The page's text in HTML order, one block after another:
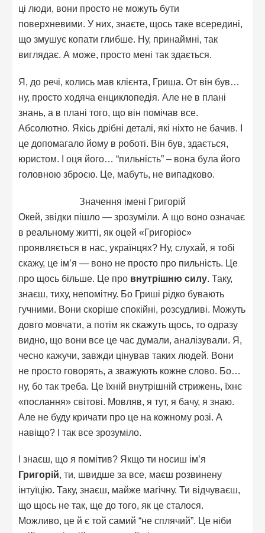
ці люди, вони просто не можуть бути
поверхневими. У них, знаєте, щось таке всередині,
що змушує копати глибше. Ну, принаймні, так
виглядає. А може, просто мені так здається.
Я, до речі, колись мав клієнта, Гриша. От він був…
ну, просто ходяча енциклопедія. Але не в плані
знань, а в плані того, що він помічав все.
Абсолютно. Якісь дрібні деталі, які ніхто не бачив. І
це допомагало йому в роботі. Він був, здається,
юристом. І оця його… “пильність” – вона була його
головною зброєю. Це, мабуть, не випадково.
Значення імені Григорій
Окей, звідки пішло — зрозуміли. А що воно означає
в реальному житті, як оцей «Григоріос»
проявляється в нас, українцях? Ну, слухай, я тобі
скажу, це ім’я — воно не просто про пильність. Це
про щось більше. Це про внутрішню силу . Таку,
знаєш, тиху, непомітну. Бо Гриші рідко бувають
гучними. Вони скоріше спокійні, розсудливі. Можуть
довго мовчати, а потім як скажуть щось, то одразу
видно, що вони все це час думали, аналізували. Я,
чесно кажучи, завжди цінував таких людей. Вони
не просто говорять, а зважують кожне слово. Бо…
ну, бо так треба. Це їхній внутрішній стрижень, їхнє
«послання» світові. Мовляв, я тут, я бачу, я знаю.
Але не буду кричати про це на кожному розі. А
навіщо? І так все зрозуміло.
І знаєш, що я помітив? Якщо ти носиш ім’я
Григорій, ти, швидше за все, маєш розвинену
інтуїцію. Таку, знаєш, майже магічну. Ти відчуваєш,
що щось не так, ще до того, як це сталося.
Можливо, це й є той самий “не сплячий”. Це ніби